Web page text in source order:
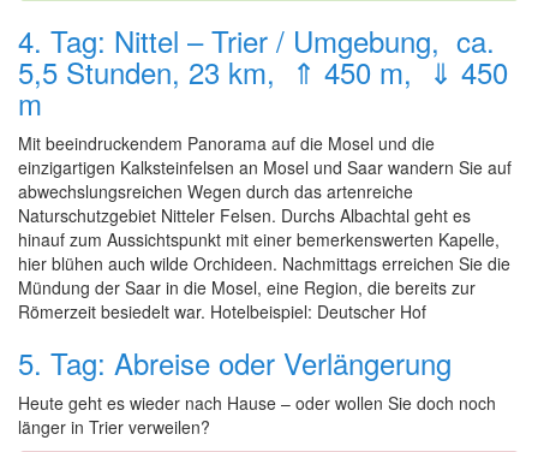
4. Tag: Nittel – Trier / Umgebung, ca.
5,5 Stunden, 23 km, ⇑ 450 m, ⇓ 450
m
Mit beeindruckendem Panorama auf die Mosel und die
einzigartigen Kalksteinfelsen an Mosel und Saar wandern Sie auf
abwechslungsreichen Wegen durch das artenreiche
Naturschutzgebiet Nitteler Felsen. Durchs Albachtal geht es
hinauf zum Aussichtspunkt mit einer bemerkenswerten Kapelle,
hier blühen auch wilde Orchideen. Nachmittags erreichen Sie die
Mündung der Saar in die Mosel, eine Region, die bereits zur
Römerzeit besiedelt war. Hotelbeispiel: Deutscher Hof
5. Tag: Abreise oder Verlängerung
Heute geht es wieder nach Hause – oder wollen Sie doch noch
länger in Trier verweilen?